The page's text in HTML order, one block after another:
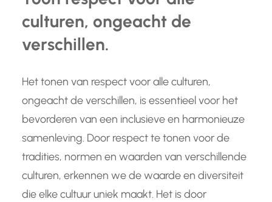
culturen, ongeacht de
verschillen.
Het tonen van respect voor alle culturen,
ongeacht de verschillen, is essentieel voor het
bevorderen van een inclusieve en harmonieuze
samenleving. Door respect te tonen voor de
tradities, normen en waarden van verschillende
culturen, erkennen we de waarde en diversiteit
die elke cultuur uniek maakt. Het is door